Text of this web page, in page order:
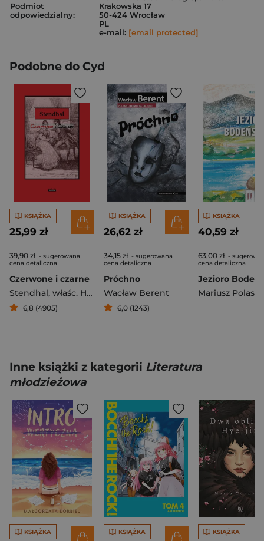
Podmiot
odpowiedzialny:
Krakowska 17
50-424 Wrocław
PL
e-mail: [email protected]
Podobne do Cyd
KSIĄŻKA
25,99 zł
39,90 zł - sugerowana
cena detaliczna
Czerwone i czarne
Stendhal, właśc. Henri Beyle
6,8 (4905)
KSIĄŻKA
26,62 zł
34,15 zł - sugerowana
cena detaliczna
Próchno
Wacław Berent
6,0 (1243)
KSIĄŻKA
40,59 zł
63,00 zł -
cena detaliczna
Jezioro
Mariusz
Inne książki z kategorii Literatura
młodzieżowa
KSIĄŻKA KSIĄŻKA KSIĄŻKA